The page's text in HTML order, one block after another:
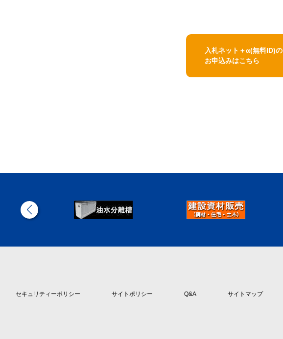
入札ネット＋α(無料ID)の
お申込みはこちら
セキュリティーポリシー サイトポリシー Q&A サイトマップ